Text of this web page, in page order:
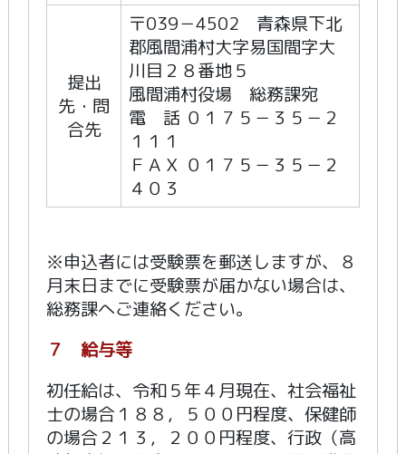
提出
先・問
合先
〒039－4502 青森県下北
郡風間浦村大字易国間字大
川目２８番地５
風間浦村役場 総務課宛
電 話 ０１７５－３５－２
１１１
ＦＡＸ ０１７５－３５－２
４０３
※申込者には受験票を郵送しますが、８
月末日までに受験票が届かない場合は、
総務課へご連絡ください。
７ 給与等
初任給は、令和５年４月現在、社会福祉
士の場合１８８，５００円程度、保健師
の場合２１３，２００円程度、行政（高